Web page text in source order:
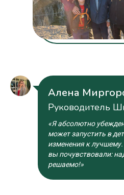
Алена
Руководитель
«Я абсолютно
может запустить в
изменения к
вы почувствовали:
решаемо!»